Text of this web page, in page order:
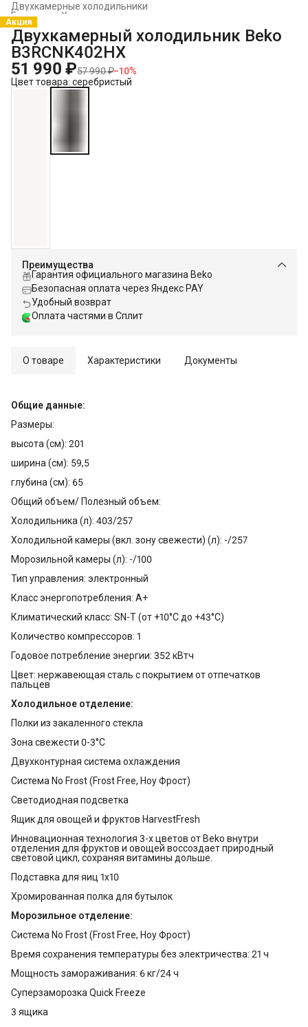
Двухкамерные холодильники
Холодильники и морозильники
Главная
Акция
Двухкамерный холодильник Beko
B3RCNK402HX
51 990 ₽57 990 ₽−10%
Цвет товара: серебристый
Преимущества
Гарантия официального магазина Beko
Безопасная оплата через Яндекс PAY
Удобный возврат
Оплата частями в Сплит
О товаре Характеристики Документы
Общие данные:
Размеры:
высота (см): 201
ширина (см): 59,5
глубина (см): 65
Общий объем/ Полезный объем:
Холодильника (л): 403/257
Холодильной камеры (вкл. зону свежести) (л): -/257
Морозильной камеры (л): -/100
Тип управления: электронный
Класс энергопотребления: A+
Климатический класс: SN-T (от +10°С до +43°С)
Количество компрессоров: 1
Годовое потребление энергии: 352 кВтч
Цвет: нержавеющая сталь с покрытием от отпечатков
пальцев
Холодильное отделение:
Полки из закаленного стекла
Зона свежести 0-3°C
Двухконтурная система охлаждения
Система No Frost (Frost Free, Ноу Фрост)
Светодиодная подсветка
Ящик для овощей и фруктов HarvestFresh
Инновационная технология 3-х цветов от Beko внутри
отделения для фруктов и овощей воссоздает природный
световой цикл, сохраняя витамины дольше.
Подставка для яиц 1х10
Хромированная полка для бутылок
Морозильное отделение:
Система No Frost (Frost Free, Ноу Фрост)
Время сохранения температуры без электричества: 21 ч
Мощность замораживания: 6 кг/24 ч
Суперзаморозка Quick Freeze
3 ящика